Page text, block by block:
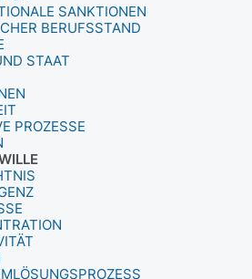
SANKTIONEN
BERUFSSTAND
STAAT
PROZESSE